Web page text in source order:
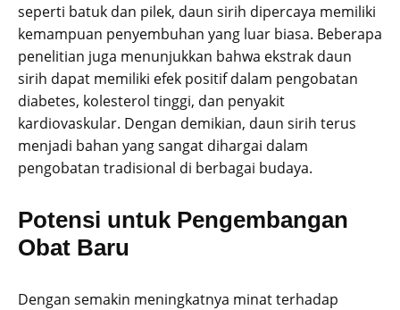
seperti batuk dan pilek, daun sirih dipercaya memiliki
kemampuan penyembuhan yang luar biasa. Beberapa
penelitian juga menunjukkan bahwa ekstrak daun
sirih dapat memiliki efek positif dalam pengobatan
diabetes, kolesterol tinggi, dan penyakit
kardiovaskular. Dengan demikian, daun sirih terus
menjadi bahan yang sangat dihargai dalam
pengobatan tradisional di berbagai budaya.
Potensi untuk Pengembangan
Obat Baru
Dengan semakin meningkatnya minat terhadap